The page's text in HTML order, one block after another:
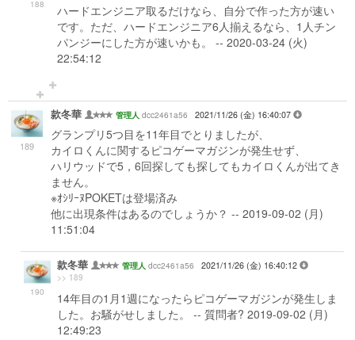
188
ハードエンジニア取るだけなら、自分で作った方が速い
です。ただ、ハードエンジニア6人揃えるなら、1人チン
パンジーにした方が速いかも。 -- 2020-03-24 (火)
22:54:12
189
款冬華 管理人 dcc2461a56 2021/11/26 (金) 16:40:07
グランプリ5つ目を11年目でとりましたが、
カイロくんに関するピコゲーマガジンが発生せず、
ハリウッドで5，6回探しても探してもカイロくんが出てき
ません。
※ｵｼﾘｰﾇPOKETは登場済み
他に出現条件はあるのでしょうか？ -- 2019-09-02 (月)
11:51:04
190
款冬華 管理人 dcc2461a56 2021/11/26 (金) 16:40:12
>> 189
14年目の1月1週になったらピコゲーマガジンが発生しま
した。お騒がせしました。 -- 質問者? 2019-09-02 (月)
12:49:23